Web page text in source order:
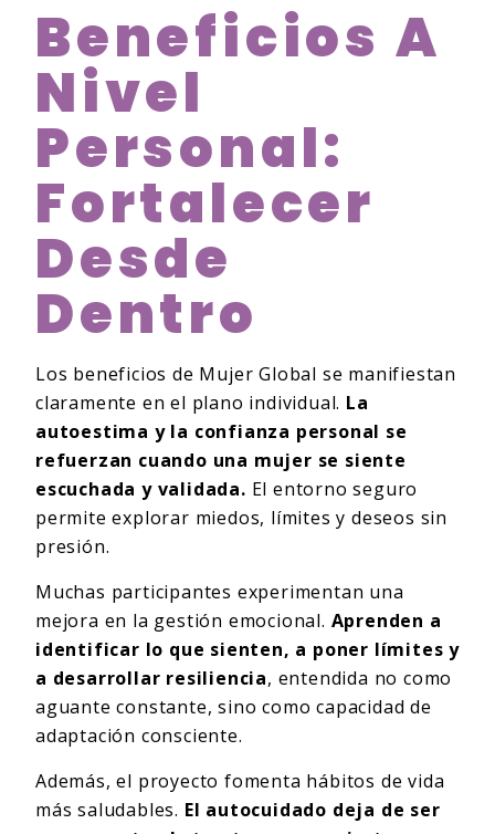
Beneficios A
Nivel
Personal:
Fortalecer
Desde
Dentro
Los beneficios de Mujer Global se manifiestan
claramente en el plano individual. La
autoestima y la confianza personal se
refuerzan cuando una mujer se siente
escuchada y validada. El entorno seguro
permite explorar miedos, límites y deseos sin
presión.
Muchas participantes experimentan una
mejora en la gestión emocional. Aprenden a
identificar lo que sienten, a poner límites y
a desarrollar resiliencia, entendida no como
aguante constante, sino como capacidad de
adaptación consciente.
Además, el proyecto fomenta hábitos de vida
más saludables. El autocuidado deja de ser